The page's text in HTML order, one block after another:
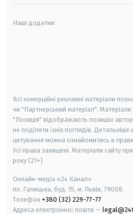
Наші додатки:
Всі комерційні рекламні матеріали
чи "Партнерський матеріал".
"Позиція" відображають позицію
не поділяти їхніх поглядів.
цитування можна ознайомитись в
Усі права захищені. Матеріали сайту
року (21+)
Онлайн-медіа «24 Канал»
пл. Галицька, буд. 15, м. Львів, 79008
Телефон +380 (32) 229-77-77
Адреса електронної пошти —